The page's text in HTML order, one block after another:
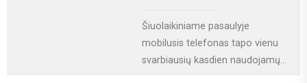
Šiuolaikiniame pasaulyje
mobilusis telefonas tapo vienu
svarbiausių kasdien naudojamų